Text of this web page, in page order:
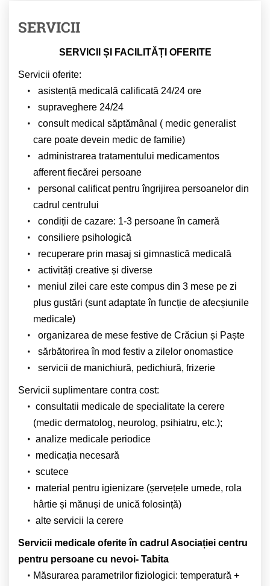
SERVICII
SERVICII ȘI FACILITĂȚI OFERITE
Servicii oferite:
asistență medicală calificată 24/24 ore
supraveghere 24/24
consult medical săptămânal ( medic generalist
care poate devein medic de familie)
administrarea tratamentului medicamentos
afferent fiecărei persoane
personal calificat pentru îngrijirea persoanelor din
cadrul centrului
condiții de cazare: 1-3 persoane în cameră
consiliere psihologică
recuperare prin masaj si gimnastică medicală
activități creative și diverse
meniul zilei care este compus din 3 mese pe zi
plus gustări (sunt adaptate în funcție de afecșiunile
medicale)
organizarea de mese festive de Crăciun și Paște
sărbătorirea în mod festiv a zilelor onomastice
servicii de manichiură, pedichiură, frizerie
Servicii suplimentare contra cost:
consultatii medicale de specialitate la cerere
(medic dermatolog, neurolog, psihiatru, etc.);
analize medicale periodice
medicația necesară
scutece
material pentru igienizare (șervețele umede, rola
hârtie și mănuși de unică folosință)
alte servicii la cerere
Servicii medicale oferite în cadrul Asociației centru
pentru persoane cu nevoi- Tabita
Măsurarea parametrilor fiziologici: temperatură +